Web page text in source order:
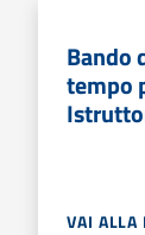
Bando
tempo
VAI ALLA